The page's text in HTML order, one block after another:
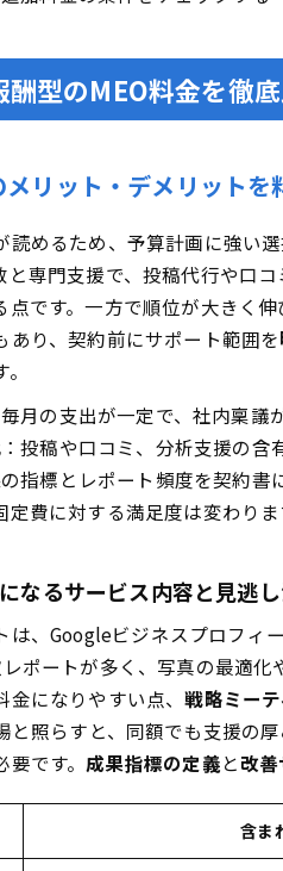
型のMEO料金を徹
リット・デメリット
読めるため、予算計画に強い
と専門支援で、投稿代行や口
点です。一方で順位が大きく
り、契約前にサポート範囲を
毎月の支出が一定で、社内稟議
：投稿や口コミ、分析支援の含
の指標とレポート頻度を契約書
費に対する満足度は変わりま
なるサービス内容と見逃
は、Googleビジネスプロフィ
ポートが多く、写真の最適
金になりやすい点、戦略ミー
と照らすと、同額でも支援の
です。 成果指標の定義と改
含ま